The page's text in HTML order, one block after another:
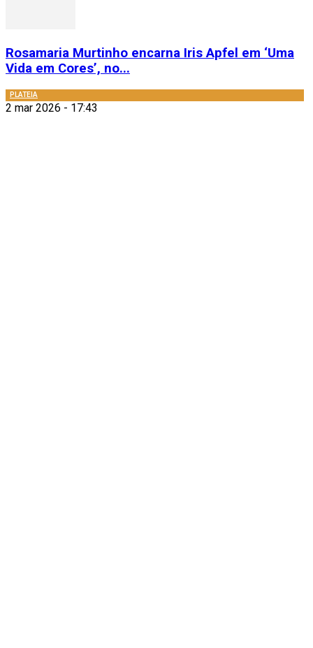
Rosamaria Murtinho encarna Iris Apfel em ‘Uma
Vida em Cores’, no...
PLATEIA
2 mar 2026 - 17:43